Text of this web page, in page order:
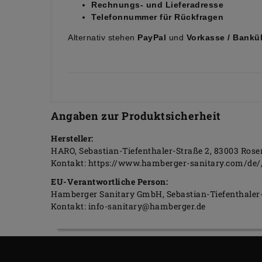
Rechnungs- und Lieferadresse
Telefonnummer für Rückfragen
Alternativ stehen PayPal und Vorkasse /
Angaben zur Produktsicherheit
Hersteller:
HARO Sebastian-Tiefenthaler-Straße 2 83003
Kontakt: https://www.hamberger-sanitary.com/de/
EU-Verantwortliche Person:
Hamberger Sanitary GmbH Sebastian-
Kontakt: info-sanitary@hamberger.de